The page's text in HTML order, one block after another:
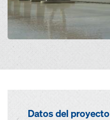
Datos del proyecto